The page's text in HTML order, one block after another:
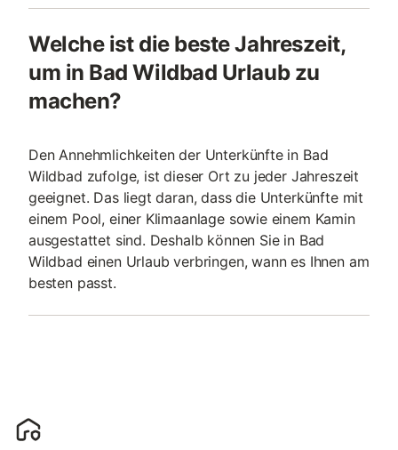
Welche ist die beste Jahreszeit,
um in Bad Wildbad Urlaub zu
machen?
Den Annehmlichkeiten der Unterkünfte in Bad
Wildbad zufolge, ist dieser Ort zu jeder Jahreszeit
geeignet. Das liegt daran, dass die Unterkünfte mit
einem Pool, einer Klimaanlage sowie einem Kamin
ausgestattet sind. Deshalb können Sie in Bad
Wildbad einen Urlaub verbringen, wann es Ihnen am
besten passt.